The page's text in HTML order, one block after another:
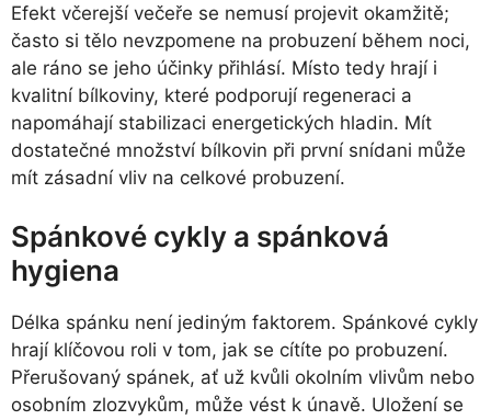
Efekt včerejší večeře se nemusí projevit okamžitě;
často si tělo nevzpomene na probuzení během noci,
ale ráno se jeho účinky přihlásí. Místo tedy hrají i
kvalitní bílkoviny, které podporují regeneraci a
napomáhají stabilizaci energetických hladin. Mít
dostatečné množství bílkovin při první snídani může
mít zásadní vliv na celkové probuzení.
Spánkové cykly a spánková
hygiena
Délka spánku není jediným faktorem. Spánkové cykly
hrají klíčovou roli v tom, jak se cítíte po probuzení.
Přerušovaný spánek, ať už kvůli okolním vlivům nebo
osobním zlozvykům, může vést k únavě. Uložení se